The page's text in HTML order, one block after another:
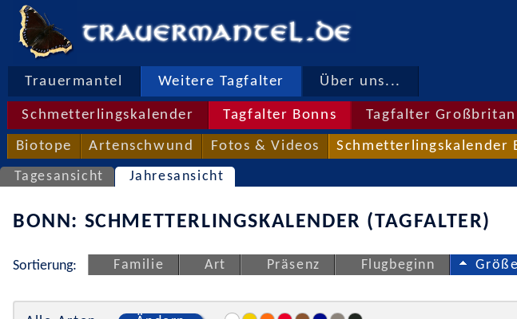
Trauermantel Weitere Tagfalter Über uns...
Schmetterlingskalender Tagfalter Bonns Tagfalter
Biotope Artenschwund Fotos & Videos Schmetterlingskalender
Tagesansicht Jahresansicht
BONN: SCHMETTERLINGSKALENDER (TAGFALTER)
Sortierung: Familie Art Präsenz Flugbeginn Größe